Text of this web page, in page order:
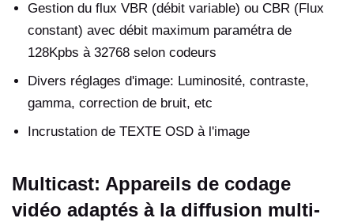
Gestion du flux VBR (débit variable) ou CBR (Flux
constant) avec débit maximum paramétra de
128Kpbs à 32768 selon codeurs
Divers réglages d'image: Luminosité, contraste,
gamma, correction de bruit, etc
Incrustation de TEXTE OSD à l'image
Multicast: Appareils de codage
vidéo adaptés à la diffusion multi-